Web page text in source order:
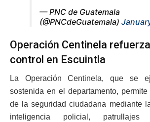
— PNC de Guatemala
(@PNCdeGuatemala)
Operación Centinela
control en Escuintla
La Operación Centinela, que se
sostenida en el departamento,
de la seguridad ciudadana mediante
inteligencia policial, patrullajes